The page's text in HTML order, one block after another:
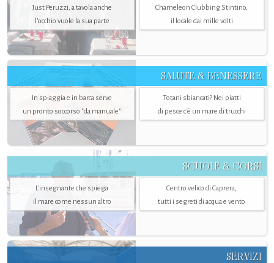
Just Peruzzi, a tavola anche
l’occhio vuole la sua parte
Chameleon Clubbing Stintino,
il locale dai mille volti
SALUTE & BENESSERE
In spiaggia e in barca serve
un pronto soccorso "da manuale"
Totani sbiancati? Nei piatti
di pesce c'è un mare di trucchi
SCUOLE & CORSI
L'insegnante che spiega
il mare come nessun altro
Centro velico di Caprera,
tutti i segreti di acqua e vento
SERVIZI